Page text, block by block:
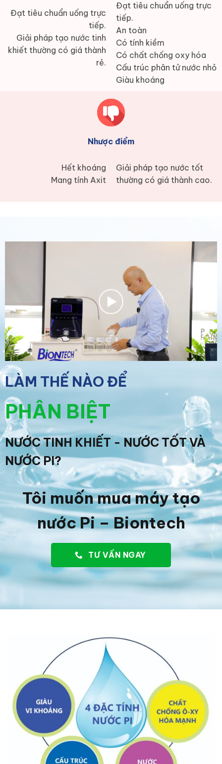
Đạt tiêu chuẩn uống trực
tiếp.
Giải pháp tạo nước tinh
khiết thường có giá thành
rẻ.
Đạt tiêu chuẩn uống trực
tiếp.
An toàn
Có tính kiềm
Có chất chống oxy hóa
Cấu trúc phân tử nước nhỏ
Giàu khoáng
Hết khoáng
Mang tính Axit
Nhược điểm
Giải pháp tạo nước tốt
thường có giá thành cao.
LÀM THẾ NÀO ĐỂ
PHÂN BIỆT
NƯỚC TINH KHIẾT - NƯỚC TỐT VÀ
NƯỚC PI?
Tôi muốn mua máy tạo
nước Pi – Biontech
TƯ VẤN NGAY